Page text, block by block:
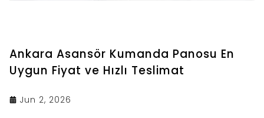
Ankara Asansör Kumanda Panosu En
Uygun Fiyat ve Hızlı Teslimat
Jun 2, 2026